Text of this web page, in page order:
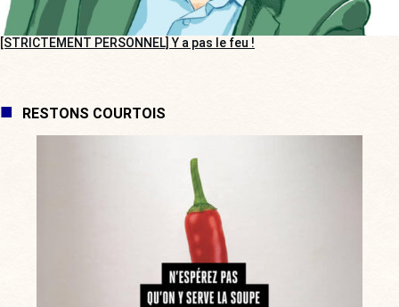
[STRICTEMENT PERSONNEL] Y a pas le feu !
RESTONS COURTOIS